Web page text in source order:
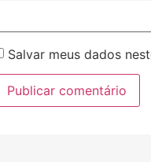
Salvar meus dados